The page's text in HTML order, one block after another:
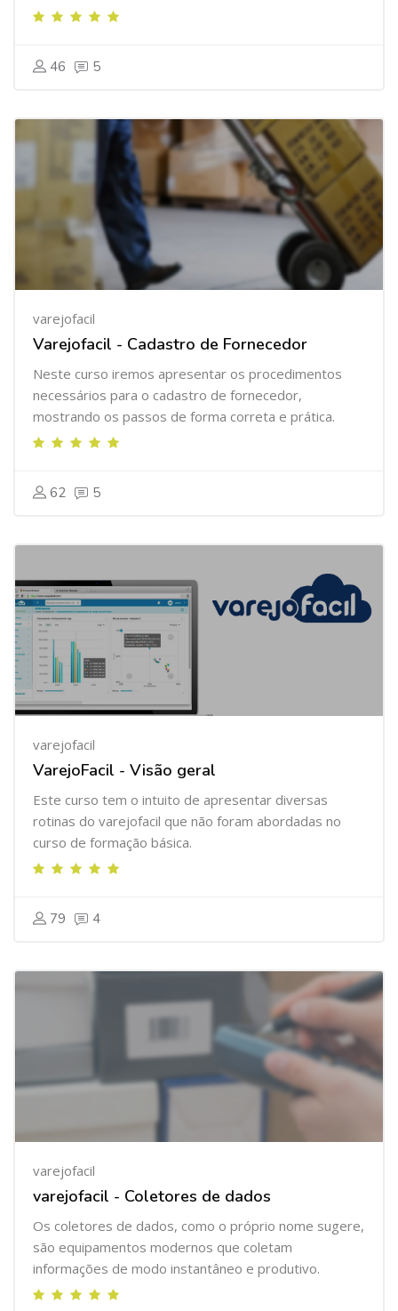
46 5
varejofacil
Varejofacil - Cadastro de Fornecedor
Neste curso iremos apresentar os procedimentos
necessários para o cadastro de fornecedor,
mostrando os passos de forma correta e prática.
62 5
varejofacil
VarejoFacil - Visão geral
Este curso tem o intuito de apresentar diversas
rotinas do varejofacil que não foram abordadas no
curso de formação básica.
79 4
varejofacil
varejofacil - Coletores de dados
Os coletores de dados, como o próprio nome sugere,
são equipamentos modernos que coletam
informações de modo instantâneo e produtivo.